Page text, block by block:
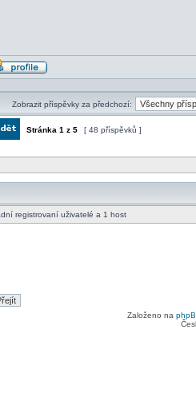
Profil
Zobrazit příspěvky za předchozí:
Stránka 1 z 5 [ 48 příspěvků ]
registrovaní uživatelé a 1 host
Založeno na